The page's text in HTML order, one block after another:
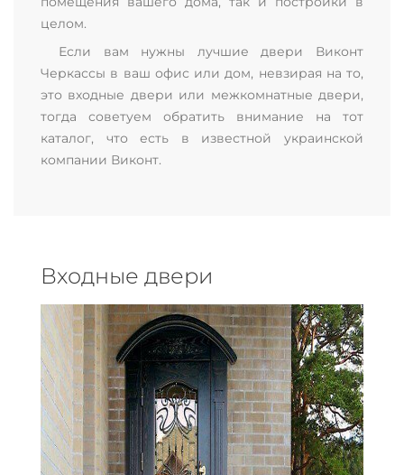
целом.
Если вам нужны лучшие двери Виконт
Черкассы в ваш офис или дом, невзирая на то,
это входные двери или межкомнатные двери,
тогда советуем обратить внимание на тот
каталог, что есть в известной украинской
компании Виконт.
Входные двери